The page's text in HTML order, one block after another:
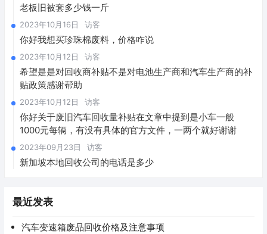
老板旧被套多少钱一斤
2023年10月16日 访客
你好我想买珍珠棉废料，价格咋说
2023年10月12日 访客
希望是是对回收商补贴不是对电池生产商和汽车生产商的补
贴政策感谢帮助
2023年10月12日 访客
你好关于废旧汽车回收量补贴在文章中提到是小车一般
1000元每辆，有没有具体的官方文件，一两个就好谢谢
2023年09月23日 访客
新加坡本地回收公司的电话是多少
最近发表
汽车变速箱废品回收价格及注意事项